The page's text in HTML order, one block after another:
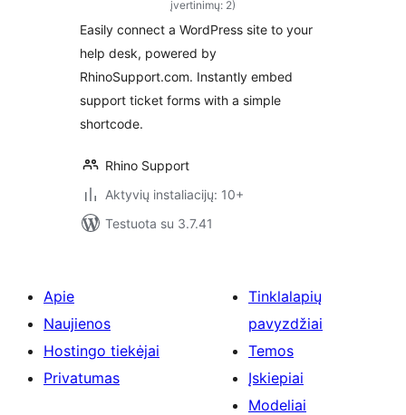
įvertinimų: 2)
Easily connect a WordPress site to your
help desk, powered by
RhinoSupport.com. Instantly embed
support ticket forms with a simple
shortcode.
Rhino Support
Aktyvių instaliacijų: 10+
Testuota su 3.7.41
Apie
Naujienos
Hostingo tiekėjai
Privatumas
Tinklalapių
pavyzdžiai
Temos
Įskiepiai
Modeliai